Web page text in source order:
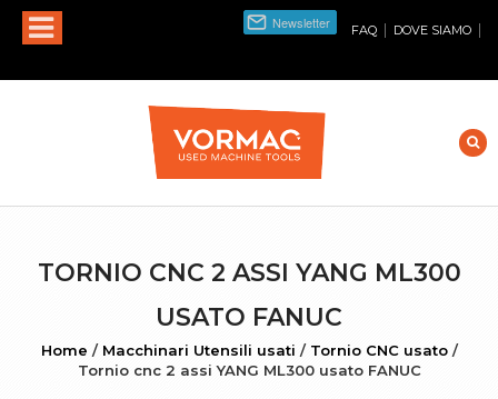
FAQ | DOVE SIAMO |
TORNIO CNC 2 ASSI YANG ML300
USATO FANUC
Home / Macchinari Utensili usati / Tornio CNC usato /
Tornio cnc 2 assi YANG ML300 usato FANUC